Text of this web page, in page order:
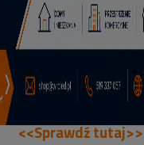
<<Sprawdź tutaj>>